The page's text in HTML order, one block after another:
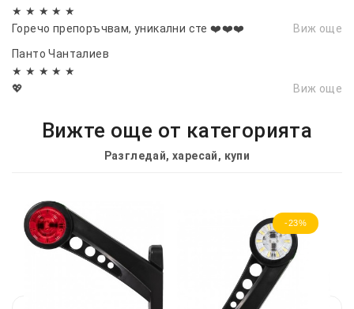
★ ★ ★ ★ ★
Горечо препоръчвам, уникални сте ❤️❤️❤️
Виж още
Панто Чанталиев
★ ★ ★ ★ ★
💖
Виж още
Вижте още от категорията
Разгледай, харесай, купи
-23%